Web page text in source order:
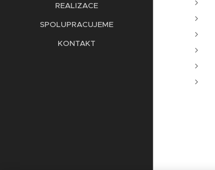
REALIZACE
SPOLUPRACUJEME
KONTAKT